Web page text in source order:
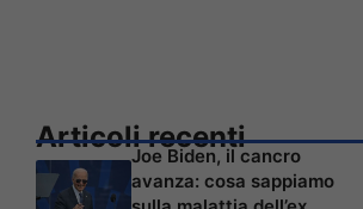
Articoli recenti
Joe Biden, il cancro
avanza: cosa sappiamo